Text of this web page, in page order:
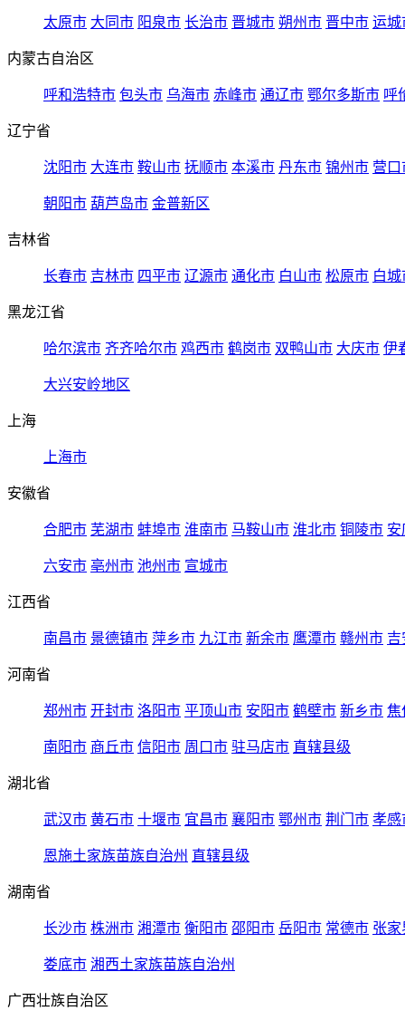
太原市 大同市 阳泉市 长治市 晋城市 朔州市 晋中市 运城
内蒙古自治区
呼和浩特市 包头市 乌海市 赤峰市 通辽市 鄂尔多斯市 呼
辽宁省
沈阳市 大连市 鞍山市 抚顺市 本溪市 丹东市 锦州市 营口
朝阳市 葫芦岛市 金普新区
吉林省
长春市 吉林市 四平市 辽源市 通化市 白山市 松原市 白城
黑龙江省
哈尔滨市 齐齐哈尔市 鸡西市 鹤岗市 双鸭山市 大庆市 伊
大兴安岭地区
上海
上海市
安徽省
合肥市 芜湖市 蚌埠市 淮南市 马鞍山市 淮北市 铜陵市 安
六安市 亳州市 池州市 宣城市
江西省
南昌市 景德镇市 萍乡市 九江市 新余市 鹰潭市 赣州市 吉
河南省
郑州市 开封市 洛阳市 平顶山市 安阳市 鹤壁市 新乡市 焦
南阳市 商丘市 信阳市 周口市 驻马店市 直辖县级
湖北省
武汉市 黄石市 十堰市 宜昌市 襄阳市 鄂州市 荆门市 孝感
恩施土家族苗族自治州 直辖县级
湖南省
长沙市 株洲市 湘潭市 衡阳市 邵阳市 岳阳市 常德市 张家
娄底市 湘西土家族苗族自治州
广西壮族自治区